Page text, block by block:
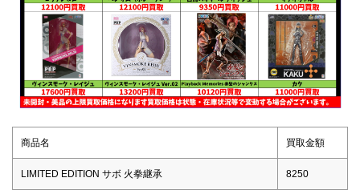
商品名 買取金額
LIMITED EDITION サボ 火拳継承 8250